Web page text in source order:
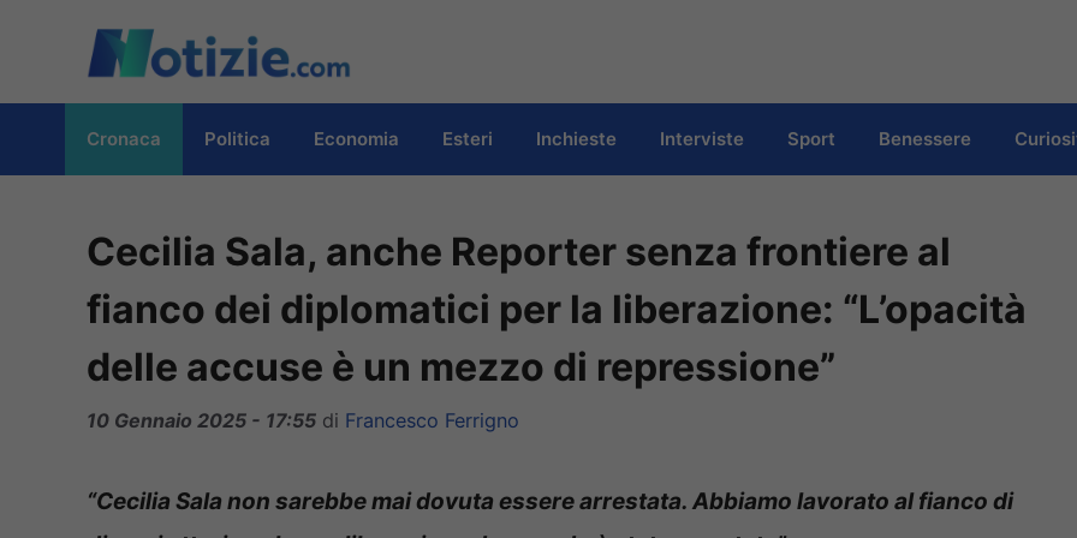
contenuto
Cronaca Politica Economia Esteri Inchieste Interviste Sport Benessere
Cecilia Sala, anche Reporter senza frontiere al
fianco dei diplomatici per la liberazione: “L’opacità
delle accuse è un mezzo di repressione”
10 Gennaio 2025 - 17:55 di Francesco Ferrigno
“Cecilia Sala non sarebbe mai dovuta essere arrestata. Abbiamo lavorato al fianco di